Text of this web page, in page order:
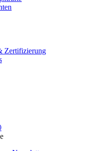
Zertifizierung